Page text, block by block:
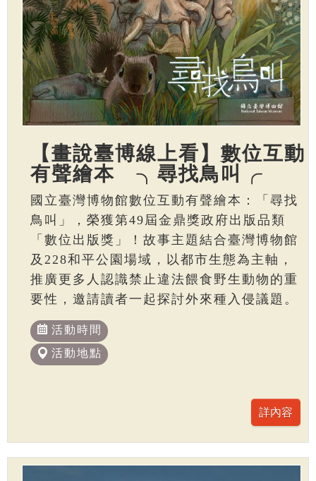
【畫說臺博線上看】數位互動
有聲繪本 ╮尋找鳥叫╭
國立臺灣博物館數位互動有聲繪本：「尋找
鳥叫」，榮獲第49屆金鼎獎政府出版品類
「數位出版獎」！故事主題結合臺灣博物館
及228和平公園場域，以都市生態為主軸，
推廣更多人認識禁止違法餵食野生動物的重
要性，邀請讀者一起探討外來種入侵議題。
活動時間
活動地點